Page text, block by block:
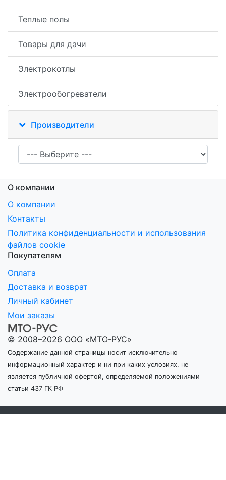
Теплые полы
Товары для дачи
Электрокотлы
Электрообогреватели
Производители
О компании
О компании
Контакты
Политика конфиденциальности и использования
файлов cookie
Покупателям
Оплата
Доставка и возврат
Личный кабинет
Мои заказы
© 2008–2026 ООО «МТО-РУС»
Содержание данной страницы носит исключительно
информационный характер и ни при каких условиях. не
является публичной офертой, определяемой положениями
статьи 437 ГК РФ